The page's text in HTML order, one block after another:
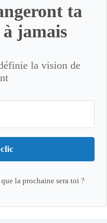
ta
jamais
la vision de
la prochaine sera toi ?